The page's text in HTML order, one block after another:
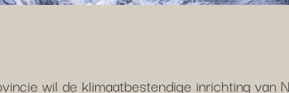
wil de klimaatbestendige inrichting van